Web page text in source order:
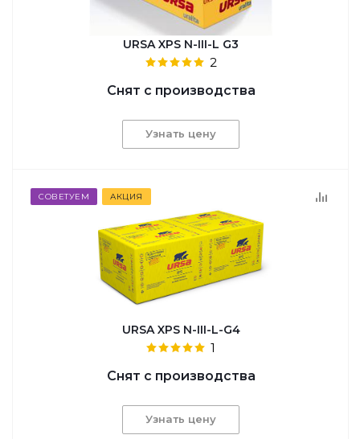
URSA XPS N-III-L G3
2
Снят с производства
Узнать цену
СОВЕТУЕМ АКЦИЯ
URSA XPS N-III-L-G4
1
Снят с производства
Узнать цену